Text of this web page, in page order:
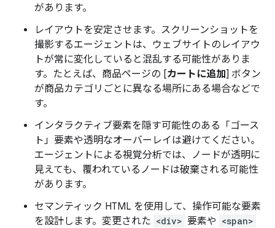
があります。
レイアウトを安定させます。スクリーンショットを
撮影するエージェントは、ウェブサイトのレイアウ
トが常に変化していると混乱する可能性がありま
す。たとえば、商品ページの [カートに追加] ボタン
が商品カテゴリごとに異なる場所にある場合などで
す。
インタラクティブ要素を隠す可能性のある「ゴース
ト」要素や透明なオーバーレイは避けてください。
エージェントによる視覚分析では、ノードが透明に
見えても、覆われているノードは破棄される可能性
があります。
セマンティック HTML を使用して、操作可能な要素
を設計します。変更された <div> 要素や <span>